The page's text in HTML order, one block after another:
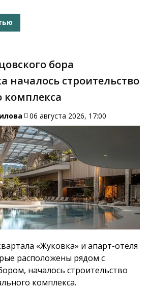
бора
началось строительство
комплекса
06 августа 2026, 17:00
«Жуковка» и апарт-отеля
расположены рядом с
началось строительство
комплекса.